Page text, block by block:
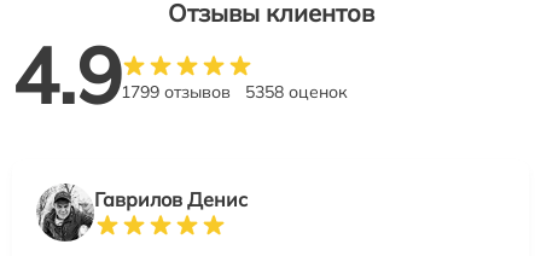
Отзывы клиентов
4.91799 отзывов 5358 оценок
Гаврилов Денис